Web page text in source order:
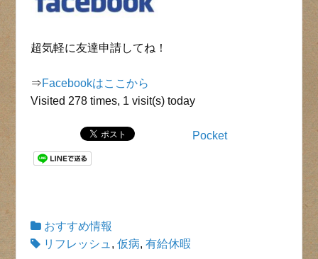
超気軽に友達申請してね！
⇒Facebookはここから
Visited 278 times, 1 visit(s) today
Pocket
おすすめ情報
リフレッシュ ,仮病,有給休暇